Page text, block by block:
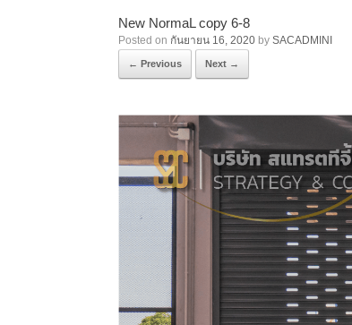
New NormaL copy 6-8
Posted on กันยายน 16, 2020 by SACADMINI
← Previous Next →